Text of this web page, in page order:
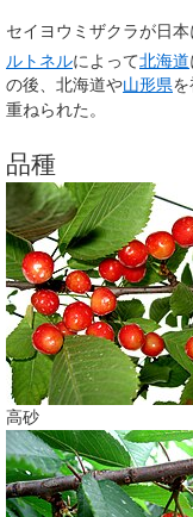
セイヨウミザクラが日
ルトネルによって北海道
の後、北海道や山形県
重ねられた。
品種
高砂